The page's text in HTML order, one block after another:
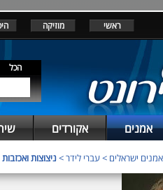
ראשי מוזיקה
הכל
אמנים אקורדים
אמנים ישראלים >עברי לידר>ניצוצות ואכזבות